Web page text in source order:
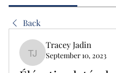
Back
Tracey Jadin
Tracey Jadin
September 10, 2023